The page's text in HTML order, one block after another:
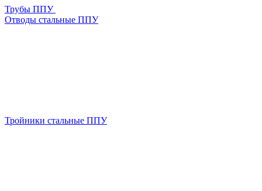
Трубы ППУ
Отводы стальные ППУ
Тройники стальные ППУ